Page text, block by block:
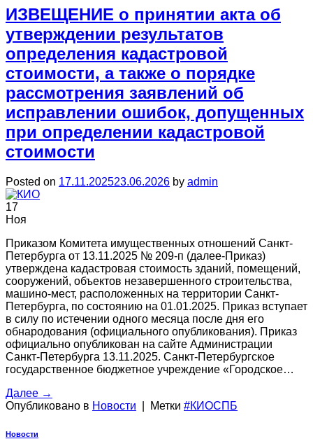
ИЗВЕЩЕНИЕ о принятии акта об
утверждении результатов
определения кадастровой
стоимости, а также о порядке
рассмотрения заявлений об
исправлении ошибок, допущенных
при определении кадастровой
стоимости
Posted on 17.11.202523.06.2026 by admin
17
Ноя
Приказом Комитета имущественных отношений Санкт-
Петербурга от 13.11.2025 № 209-п (далее-Приказ)
утверждена кадастровая стоимость зданий, помещений,
сооружений, объектов незавершенного строительства,
машино-мест, расположенных на территории Санкт-
Петербурга, по состоянию на 01.01.2025. Приказ вступает
в силу по истечении одного месяца после дня его
обнародования (официального опубликования). Приказ
официально опубликован на сайте Администрации
Санкт-Петербурга 13.11.2025. Санкт-Петербургское
государственное бюджетное учреждение «Городское…
Далее →
Опубликовано в Новости Метки #КИОСПБ
Новости